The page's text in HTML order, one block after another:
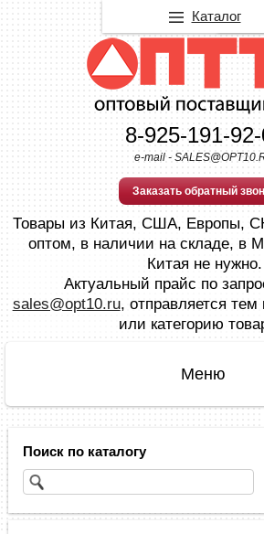
8-925-191-
e-mail -
Заказать обратный
Товары из Китая, США, Европы,
оптом, в наличии на складе, в
Китая не нужно.
Актуальный прайс по
sales@opt10.ru, отправляется тем
или категорию
Поиск по каталогу
Каталог